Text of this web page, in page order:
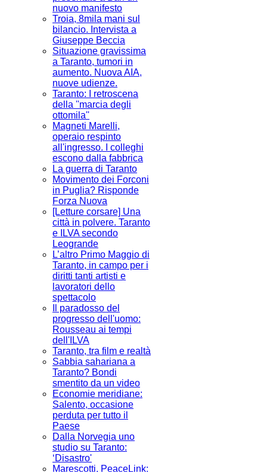
nuovo manifesto
Troia, 8mila mani sul
bilancio. Intervista a
Giuseppe Beccia
Situazione gravissima
a Taranto, tumori in
aumento. Nuova AIA,
nuove udienze.
Taranto: I retroscena
della ''marcia degli
ottomila''
Magneti Marelli,
operaio respinto
all'ingresso. I colleghi
escono dalla fabbrica
La guerra di Taranto
Movimento dei Forconi
in Puglia? Risponde
Forza Nuova
[Letture corsare] Una
città in polvere. Taranto
e ILVA secondo
Leogrande
L’altro Primo Maggio di
Taranto, in campo per i
diritti tanti artisti e
lavoratori dello
spettacolo
Il paradosso del
progresso dell'uomo:
Rousseau ai tempi
dell'ILVA
Taranto, tra film e realtà
Sabbia sahariana a
Taranto? Bondi
smentito da un video
Economie meridiane:
Salento, occasione
perduta per tutto il
Paese
Dalla Norvegia uno
studio su Taranto:
‘Disastro'
Marescotti, PeaceLink: